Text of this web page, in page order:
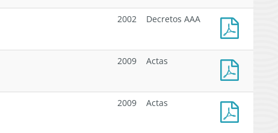
D.S.
(M)
MIN.DEFENSA
NAC.
1771/02
2002 Decretos AAA
D.S.
(M)
MIN.DEFENSA
NAC.
460/02
2009 Actas
Acta
de
Reunión
N°5
2009 Actas